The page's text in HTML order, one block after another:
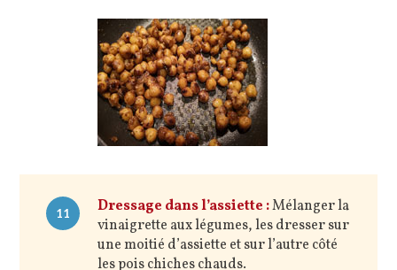
11 Dressage dans l’assiette :Mélanger la
vinaigrette aux légumes, les dresser sur
une moitié d’assiette et sur l’autre côté
les pois chiches chauds.